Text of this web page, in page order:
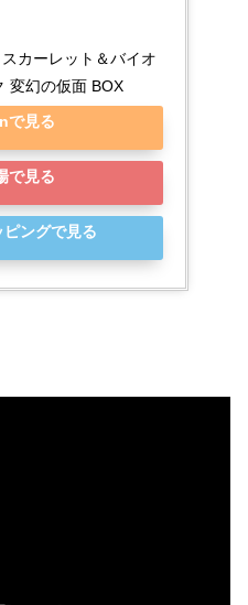
カーレット＆バイオ
変幻の仮面 BOX
で見る
で見る
ングで見る